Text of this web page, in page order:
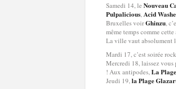
Samedi 14, le Nouveau
Pulpalicious,Acid
Bruxelles voirGhinzu,
même temps comme
La ville vaut absolument
Mardi 17, c’est soirée
Mercredi 18, laissez vous
! Aux antipodes,La
Jeudi 19,la Plage